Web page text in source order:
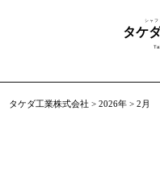
シャフ
タケ
タケダ工業株式会社 >2026年 >2月